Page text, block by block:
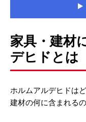
家具・建材
デヒドとは
ホルムアルデヒドは
建材の何に含まれる